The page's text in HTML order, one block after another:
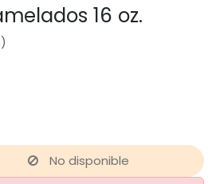
16 oz.
No disponible